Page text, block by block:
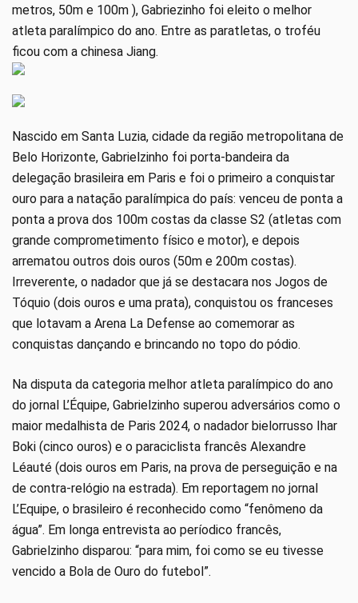
metros, 50m e 100m ), Gabriezinho foi eleito o melhor
atleta paralímpico do ano. Entre as paratletas, o troféu
ficou com a chinesa Jiang.
Nascido em Santa Luzia, cidade da região metropolitana de
Belo Horizonte, Gabrielzinho foi porta-bandeira da
delegação brasileira em Paris e foi o primeiro a conquistar
ouro para a natação paralímpica do país: venceu de ponta a
ponta a prova dos 100m costas da classe S2 (atletas com
grande comprometimento físico e motor), e depois
arrematou outros dois ouros (50m e 200m costas).
Irreverente, o nadador que já se destacara nos Jogos de
Tóquio (dois ouros e uma prata), conquistou os franceses
que lotavam a Arena La Defense ao comemorar as
conquistas dançando e brincando no topo do pódio.
Na disputa da categoria melhor atleta paralímpico do ano
do jornal L’Équipe, Gabrielzinho superou adversários como o
maior medalhista de Paris 2024, o nadador bielorrusso Ihar
Boki (cinco ouros) e o paraciclista francês Alexandre
Léauté (dois ouros em Paris, na prova de perseguição e na
de contra-relógio na estrada). Em reportagem no jornal
L’Equipe, o brasileiro é reconhecido como “fenômeno da
água”. Em longa entrevista ao períodico francês,
Gabrielzinho disparou: “para mim, foi como se eu tivesse
vencido a Bola de Ouro do futebol”.